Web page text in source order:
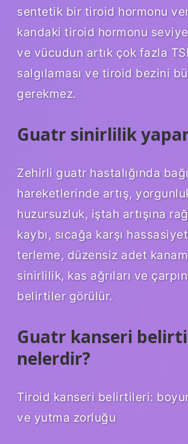
sentetik bir tiroid hormonu
kandaki tiroid hormonu
ve vücudun artık çok fazla
salgılaması ve tiroid bezini
gerekmez.
Guatr sinirlilik yapar
Zehirli guatr hastalığında
hareketlerinde artış,
huzursuzluk, iştah artışına
kaybı, sıcağa karşı
terleme, düzensiz adet
sinirlilik, kas ağrıları ve
belirtiler görülür.
Guatr kanseri
nelerdir?
Tiroid kanseri belirtileri:
ve yutma zorluğu